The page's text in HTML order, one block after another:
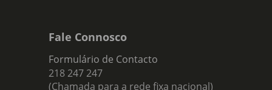
Fale Connosco
Formulário de Contacto
218 247 247
(Chamada para a rede fixa nacional)